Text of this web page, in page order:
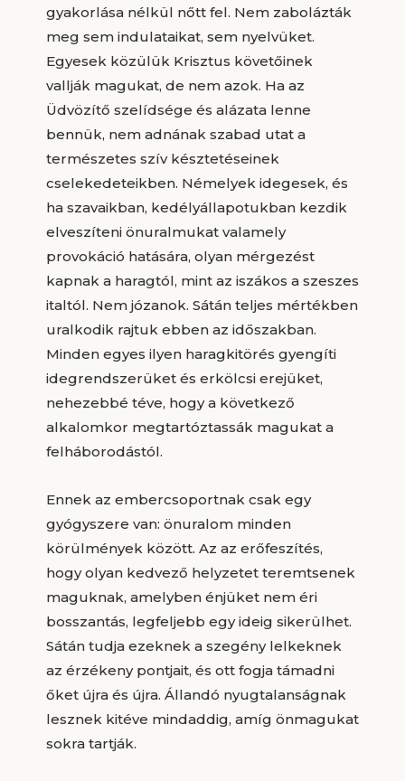
gyakorlása nélkül nőtt fel. Nem zabolázták
meg sem indulataikat, sem nyelvüket.
Egyesek közülük Krisztus követőinek
vallják magukat, de nem azok. Ha az
Üdvözítő szelídsége és alázata lenne
bennük, nem adnának szabad utat a
természetes szív késztetéseinek
cselekedeteikben. Némelyek idegesek, és
ha szavaikban, kedélyállapotukban kezdik
elveszíteni önuralmukat valamely
provokáció hatására, olyan mérgezést
kapnak a haragtól, mint az iszákos a szeszes
italtól. Nem józanok. Sátán teljes mértékben
uralkodik rajtuk ebben az időszakban.
Minden egyes ilyen haragkitörés gyengíti
idegrendszerüket és erkölcsi erejüket,
nehezebbé téve, hogy a következő
alkalomkor megtartóztassák magukat a
felháborodástól.
Ennek az embercsoportnak csak egy
gyógyszere van: önuralom minden
körülmények között. Az az erőfeszítés,
hogy olyan kedvező helyzetet teremtsenek
maguknak, amelyben énjüket nem éri
bosszantás, legfeljebb egy ideig sikerülhet.
Sátán tudja ezeknek a szegény lelkeknek
az érzékeny pontjait, és ott fogja támadni
őket újra és újra. Állandó nyugtalanságnak
lesznek kitéve mindaddig, amíg önmagukat
sokra tartják.